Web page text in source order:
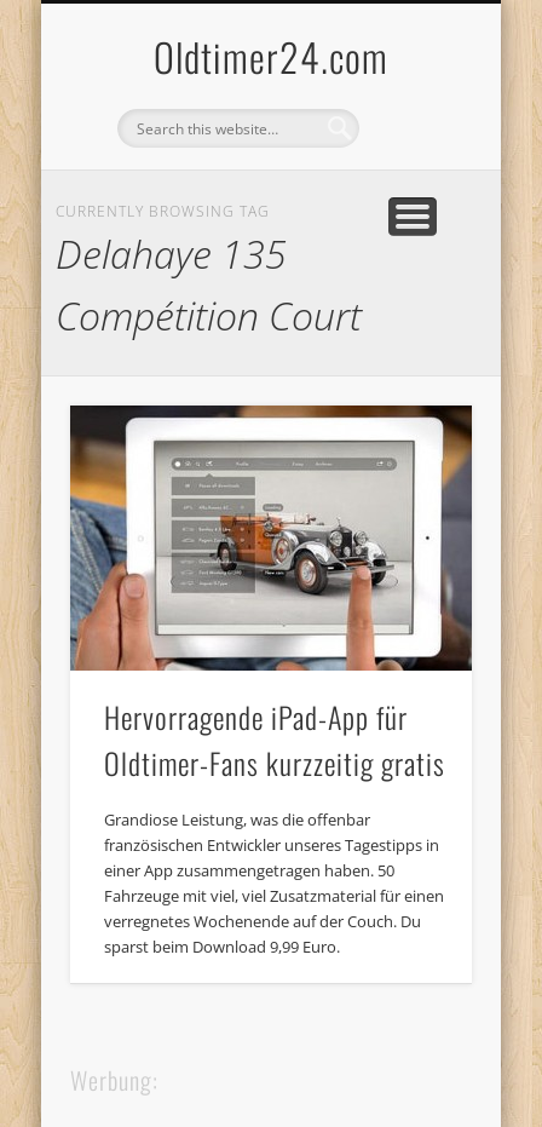
Oldtimer24.com
CURRENTLY BROWSING TAG
Delahaye 135
Compétition Court
Hervorragende iPad-App für
Oldtimer-Fans kurzzeitig gratis
Grandiose Leistung, was die offenbar
französischen Entwickler unseres Tagestipps in
einer App zusammengetragen haben. 50
Fahrzeuge mit viel, viel Zusatzmaterial für einen
verregnetes Wochenende auf der Couch. Du
sparst beim Download 9,99 Euro.
Werbung: